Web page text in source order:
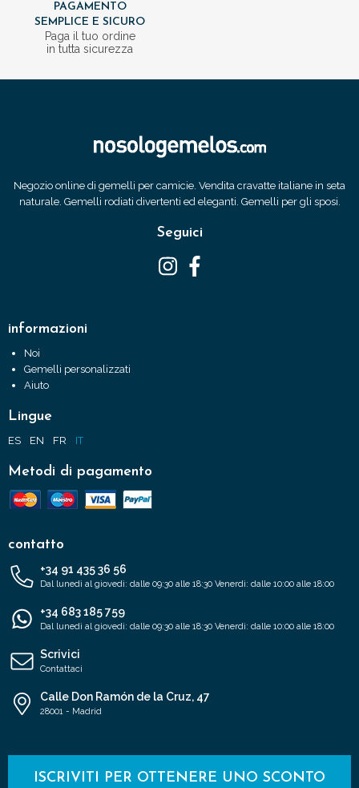
PAGAMENTO
SEMPLICE E SICURO
Paga il tuo ordine
in tutta sicurezza
Negozio online di gemelli per camicie. Vendita cravatte italiane in seta
naturale. Gemelli rodiati divertenti ed eleganti. Gemelli per gli sposi.
Seguici
informazioni
Noi
Gemelli personalizzati
Aiuto
Lingue
ES EN FR IT
Metodi di pagamento
contatto
+34 91 435 36 56
Dal lunedì al giovedì: dalle 09:30 alle 18:30 Venerdì: dalle 10:00 alle 18:00
+34 683 185 759
Dal lunedì al giovedì: dalle 09:30 alle 18:30 Venerdì: dalle 10:00 alle 18:00
Scrivici
Contattaci
Calle Don Ramón de la Cruz, 47
28001 - Madrid
ISCRIVITI PER OTTENERE UNO SCONTO